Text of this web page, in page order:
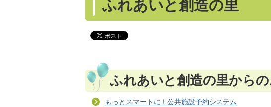
ふれあいと創造の里
ふれあいと創造の里から
もっとスマートに！公共施設予約システム